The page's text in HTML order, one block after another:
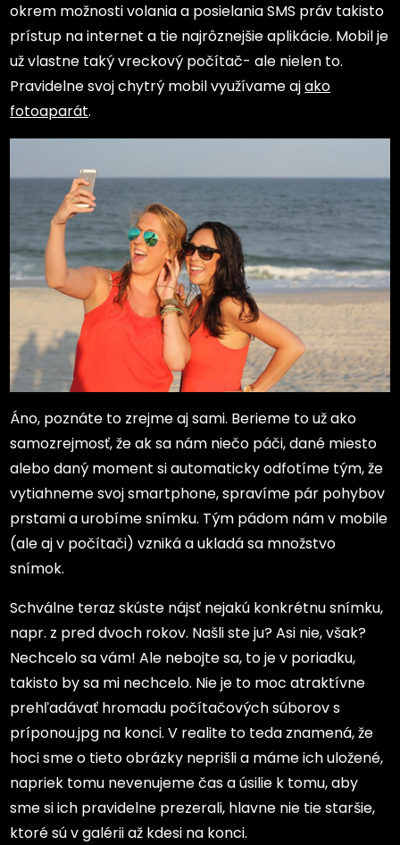
okrem možnosti volania a posielania SMS práv takisto
prístup na internet a tie najrôznejšie aplikácie. Mobil je
už vlastne taký vreckový počítač- ale nielen to.
Pravidelne svoj chytrý mobil využívame ajako
fotoaparát.
Áno, poznáte to zrejme aj sami. Berieme to už ako
samozrejmosť, že ak sa nám niečo páči, dané miesto
alebo daný moment si automaticky odfotíme tým, že
vytiahneme svoj smartphone, spravíme pár pohybov
prstami a urobíme snímku. Tým pádom nám v mobile
(ale aj v počítači) vzniká a ukladá sa množstvo
snímok.
Schválne teraz skúste nájsť nejakú konkrétnu snímku,
napr. z pred dvoch rokov. Našli ste ju? Asi nie, však?
Nechcelo sa vám! Ale nebojte sa, to je v poriadku,
takisto by sa mi nechcelo. Nie je to moc atraktívne
prehľadávať hromadu počítačových súborov s
príponou.jpg na konci. V realite to teda znamená, že
hoci sme o tieto obrázky neprišli a máme ich uložené,
napriek tomu nevenujeme čas a úsilie k tomu, aby
sme si ich pravidelne prezerali, hlavne nie tie staršie,
ktoré sú v galérii až kdesi na konci.